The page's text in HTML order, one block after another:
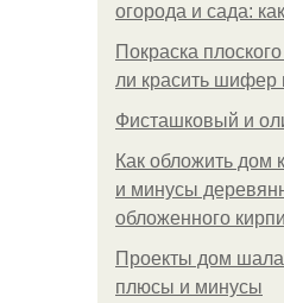
огорода и сада:
Покраска
ли красить шифер
Фисташковый и
Как обложить
и минусы
обложенного
Проекты дом
плюсы и минусы